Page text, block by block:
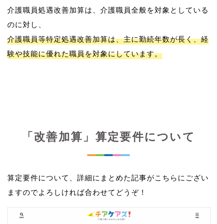
介護職員処遇改善加算は、介護職員全般を対象としている
介護職員等特定処遇改善加算は、主に勤続年数が長く、経
験や技能に優れた職員を対象にしています。
「改善加算」算定要件について
算定要件について、詳細にまとめた記事がこちらにござい
ますのでよろしければ合わせてどうぞ！